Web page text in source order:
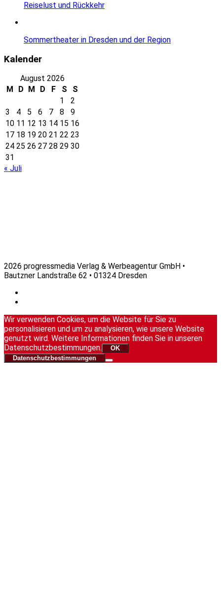
Reiselust und Rückkehr
Sommertheater in Dresden und der Region
Kalender
August 2026
M
D M D F S
S
1
2
3
4 5 6 7 8
9
10 11 12 13 14 15 16
17 18 19 20 21 22 23
24 25 26 27 28 29 30
31
« Juli
2026 progressmedia Verlag & Werbeagentur GmbH •
Bautzner Landstraße 62 • 01324 Dresden
Wir verwenden Cookies, um die Website für Sie zu
personalisieren und um zu analysieren, wie unsere Website
genutzt wird. Weitere Informationen finden Sie in unseren
Datenschutzbestimmungen.
OK
Datenschutzbestimmungen